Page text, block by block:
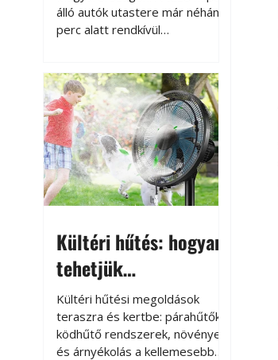
károktól
álló autók utastere már néhány
perc alatt rendkívül
megközelítheti. Ez nemcsak a
beszállást teszi kellemetlenné,
hanem az autó állapotára és a
benne hagyott tárgyakra is
káros hatással lehet. Néhány
egyszerű óvintézkedéssel
azonban jelentősen
csökkenthetjük a hőség káros
Kültéri hűtés: hogyan
tehetjük
kellemesebbé a
teraszt és a kertet?
Kültéri hűtési megoldások
teraszra és kertbe: párahűtők,
ködhűtő rendszerek, növények
és árnyékolás a kellemesebb